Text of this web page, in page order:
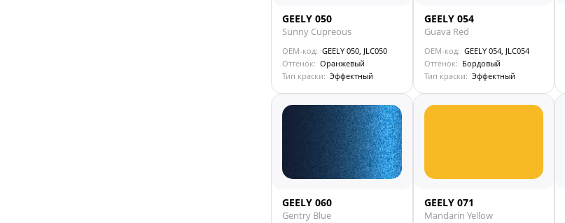
GEELY 050
Sunny Cupreous
OEM-код: GEELY 050, JLC050
Оттенок: Оранжевый
Тип краски: Эффектный
GEELY 054
Guava Red
OEM-код: GEELY 054, JLC054
Оттенок: Бордовый
Тип краски: Эффектный
GEELY 060
Gentry Blue
GEELY 071
Mandarin Yellow